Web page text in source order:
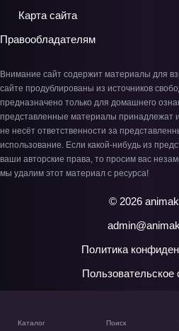
Каталог Поиск
Карта сайта
Правообладателям
Внимание сайт содержит материалы для
сайте продублированы из источников
предназначено только для домашнего
представленные материалы принадлежат
не несёт ответственности за
использование. Если какой-нибудь из
ваши авторские права, то просим вас
мы удалим этот материал с ресурса!
© 2026
Политика
Пользовательское